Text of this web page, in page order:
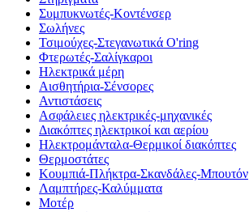
Συμπυκνωτές-Κοντένσερ
Σωλήνες
Τσιμούχες-Στεγανωτικά O'ring
Φτερωτές-Σαλίγκαροι
Ηλεκτρικά μέρη
Αισθητήρια-Σένσορες
Αντιστάσεις
Ασφάλειες ηλεκτρικές-μηχανικές
Διακόπτες ηλεκτρικοί και αερίου
Ηλεκτρομάνταλα-Θερμικοί διακόπτες
Θερμοστάτες
Κουμπιά-Πλήκτρα-Σκανδάλες-Μπουτόν
Λαμπτήρες-Καλύμματα
Μοτέρ